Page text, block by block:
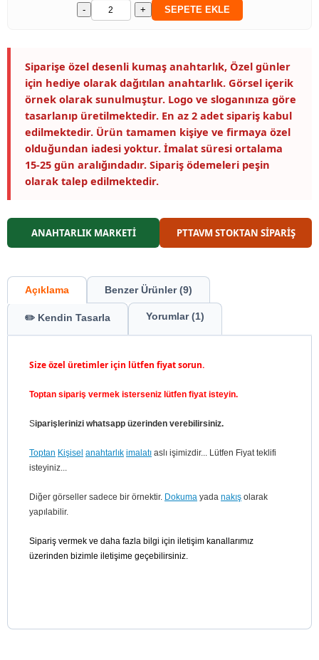
- + SEPETE EKLE
Siparişe özel desenli kumaş anahtarlık, Özel günler
için hediye olarak dağıtılan anahtarlık. Görsel içerik
örnek olarak sunulmuştur. Logo ve sloganınıza göre
tasarlanıp üretilmektedir. En az 2 adet sipariş kabul
edilmektedir. Ürün tamamen kişiye ve firmaya özel
olduğundan iadesi yoktur. İmalat süresi ortalama
15-25 gün aralığındadır. Sipariş ödemeleri peşin
olarak talep edilmektedir.
ANAHTARLIK MARKETİ PTTAVM STOKTAN SİPARİŞ
Açıklama Benzer Ürünler (9)
✏️ Kendin Tasarla Yorumlar (1)
Size özel üretimler için lütfen fiyat sorun.
Toptan sipariş vermek isterseniz lütfen fiyat isteyin.
Siparişlerinizi whatsapp üzerinden verebilirsiniz.
Toptan Kişisel anahtarlık imalatı aslı işimizdir... Lütfen Fiyat teklifi
isteyiniz...
Diğer görseller sadece bir örnektir. Dokuma yada nakış olarak
yapılabilir.
Sipariş vermek ve daha fazla bilgi için iletişim kanallarımız
üzerinden bizimle iletişime geçebilirsiniz.